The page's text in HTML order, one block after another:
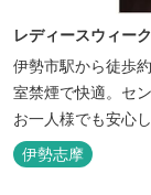
レディースウィー
伊勢市駅から徒歩
室禁煙で快適。セ
お一人様でも安心
伊勢志摩